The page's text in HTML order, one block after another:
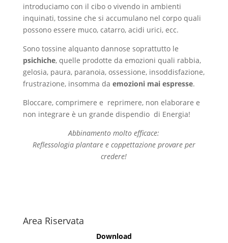
introduciamo con il cibo o vivendo in ambienti
inquinati, tossine che si accumulano nel corpo quali
possono essere muco, catarro, acidi urici, ecc.
Sono tossine alquanto dannose soprattutto le
psichiche, quelle prodotte da emozioni quali rabbia,
gelosia, paura, paranoia, ossessione, insoddisfazione,
frustrazione, insomma da emozioni mai espresse.
Bloccare, comprimere e reprimere, non elaborare e
non integrare è un grande dispendio di Energia!
Abbinamento molto efficace:
Reflessologia plantare e coppettazione provare per
credere!
Area Riservata
Download